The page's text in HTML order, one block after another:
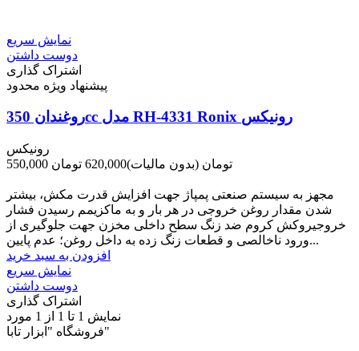
نمایش سریع
دوست داشتن
اشتراک گذاری
پیشنهاد ویژه محدود
روغندان 350cc مدل RH-4331 Ronix رونیکس
رونیکس
550,000 تومان (بدون مالیات)620,000 تومان
مجهز به سیستم صنعتی پمپاژ جهت افزایش قدرت مکش، بیشتر
شدن مقدار روغن خروجی در هر بار و به ماکزیمم رسیدن فشار
خروجیروکش کروم ضد زنگ سطح داخلی مخزن جهت جلوگیری از
ورود ناخالصی و قطعات زنگ زده به داخل روغن؛ عدم پایین...
افزودن به سبد خرید
نمایش سریع
دوست داشتن
اشتراک گذاری
نمایش 1 تا 1 از 1 مورد
فروشگاه "ابزار تابا"